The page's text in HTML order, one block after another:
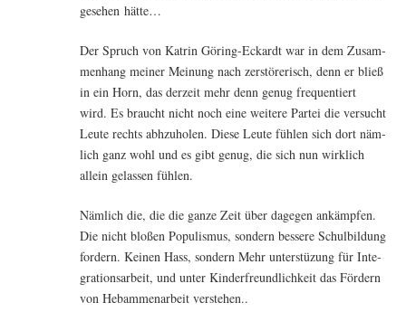
gese­hen hätte…
Der Spruch von Kat­rin Göring-Eckardt war in dem Zusam­
men­hang mei­ner Mei­nung nach zer­stö­re­risch, denn er bließ
in ein Horn, das der­zeit mehr denn genug fre­quen­tiert
wird. Es braucht nicht noch eine wei­te­re Par­tei die ver­sucht
Leu­te rechts abh­zu­ho­len. Die­se Leu­te füh­len sich dort näm­
lich ganz wohl und es gibt genug, die sich nun wirk­lich
allein gelas­sen fühlen.
Näm­lich die, die die gan­ze Zeit über dage­gen ankämp­fen.
Die nicht blo­ßen Popu­lis­mus, son­dern bes­se­re Schul­bil­dung
for­dern. Kei­nen Hass, son­dern Mehr unter­stü­zung für Inte­
gra­ti­ons­ar­beit, und unter Kin­der­freund­lich­keit das För­dern
von Heb­am­men­ar­beit verstehen..